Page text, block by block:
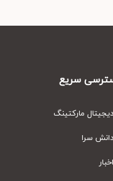
سریع
مارکتینگ
سرا